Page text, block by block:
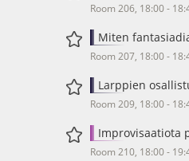
Room 206, 18:00 -
Miten
Room 207, 18:00 -
Larppien
Room 209, 18:00 -
Improvisaatiota
Room 210, 18:00 -